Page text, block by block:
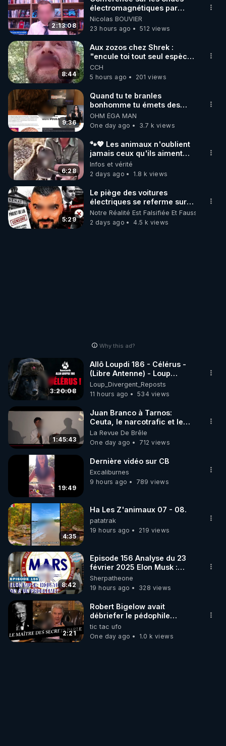
2:13:08
électromagnétiques par
Grégoire Caustru et Bart de
Wever !
Nicolas BOUVIER
23 hours ago
512 views
8:44
Aux zozos chez Shrek :
"encule toi tout seul espèce
de mal polish"
CCH
5 hours ago
201 views
9:36
Quand tu te branles
bonhomme tu émets des
ondes ils ont juste omis de
t'expliquer
OHM ÉGA MAN
One day ago
3.7 k views
6:28
🐾💖 Les animaux n'oublient
jamais ceux qu'ils aiment…
🥹❤️
Infos et vérité
2 days ago
1.8 k views
5:29
Le piège des voitures
électriques se referme sur
les usagers !
Notre Réalité Est Falsifiée Et Fausse
2 days ago
4.5 k views
Why this ad?
3:20:08
Allô Loupdi 186 - Célérus -
(Libre Antenne) - Loup
Divergent 2026.08.06
Loup_Divergent_Reposts
11 hours ago
534 views
1:45:43
Juan Branco à Tarnos:
Ceuta, le narcotrafic et le
pouvoir en France
La Revue De Brêle
One day ago
712 views
19:49
Dernière vidéo sur CB
Excaliburnes
9 hours ago
789 views
4:35
Ha Les Z'animaux 07 - 08.
patatrak
19 hours ago
219 views
8:42
Episode 156 Analyse du 23
février 2025 Elon Musk :
Houston , on a un problème !
Sherpatheone
19 hours ago
328 views
2:21
Robert Bigelow avait
débriefer le pédophile
génocidaire de donald j
trump
tic tac ufo
One day ago
1.0 k views